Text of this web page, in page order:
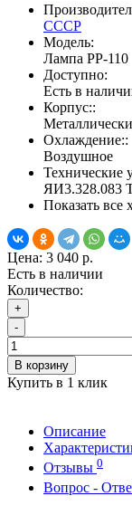
СССР
Модель:
Лампа РР-110
Доступно:
Есть в
Корпус::
Охлаждение::
Воздушное
Технические
ЯИ3.328.083
Показать все
Цена: 3 040 р.
Есть в наличии
Количество:
+
-
В корзину
Купить в 1 клик
Описание
Отзывы 0
Вопрос -